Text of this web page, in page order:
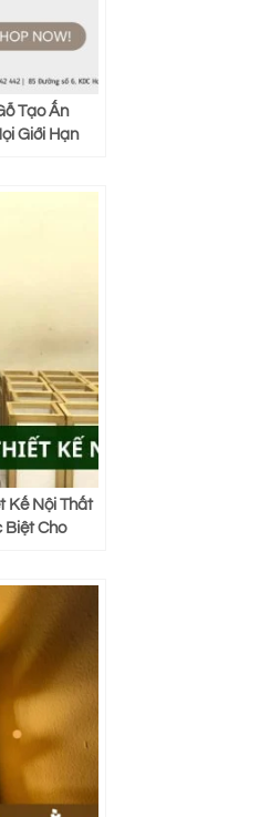
Tạo Ấn
Giới Hạn
Kế Nội Thất
Biệt Cho